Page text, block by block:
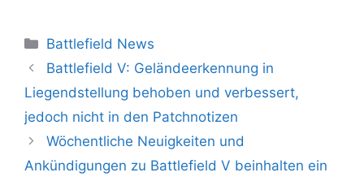
Kategorien
Battlefield News
Battlefield V: Geländeerkennung in
Liegendstellung behoben und verbessert,
jedoch nicht in den Patchnotizen
Wöchentliche Neuigkeiten und
Ankündigungen zu Battlefield V beinhalten ein